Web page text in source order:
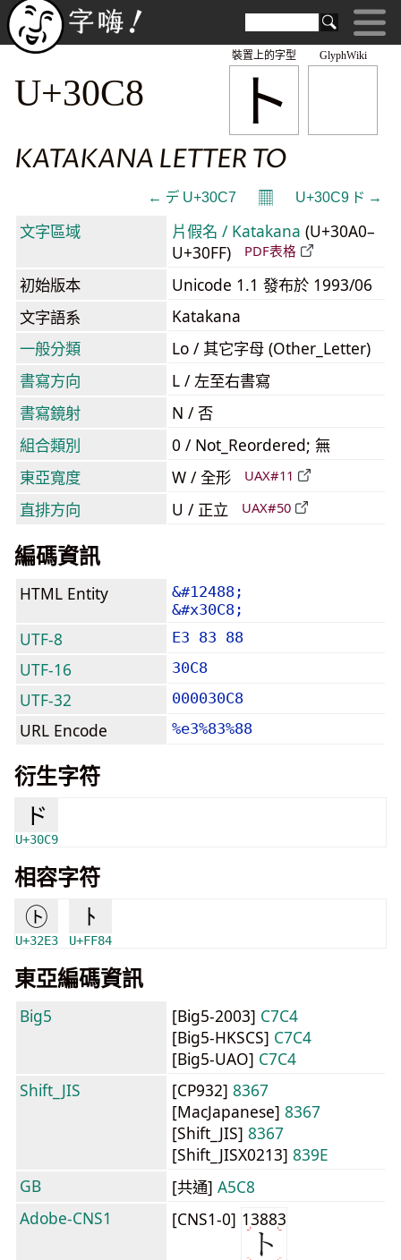
GlyphWiki
ト
裝置上的字型
U+30C8
KATAKANA LETTER TO
← デ U+30C7 𝄜 U+30C9 ド →
文字區域 片假名 / Katakana (U+30A0–
U+30FF)
PDF表格
初始版本
Unicode 1.1 發布於 1993/06
文字語系
Katakana
一般分類
Lo / 其它字母 (Other_Letter)
書寫方向
L / 左至右書寫
書寫鏡射
N / 否
組合類別
0 / Not_Reordered; 無
東亞寬度
W / 全形 UAX#11
直排方向 U / 正立 UAX#50
編碼資訊
HTML Entity
&#12488;
&#x30C8;
UTF-8 E3 83 88
UTF-16 30C8
UTF-32 000030C8
URL Encode %e3%83%88
衍生字符
ド
U+30C9
相容字符
㋣
U+32E3
ﾄ
U+FF84
東亞編碼資訊
Big5 [Big5-2003] C7C4
[Big5-HKSCS] C7C4
[Big5-UAO] C7C4
Shift_JIS
[CP932] 8367
[MacJapanese] 8367
[Shift_JIS] 8367
[Shift_JISX0213] 839E
GB
[共通] A5C8
Adobe-CNS1
[CNS1-0] 13883